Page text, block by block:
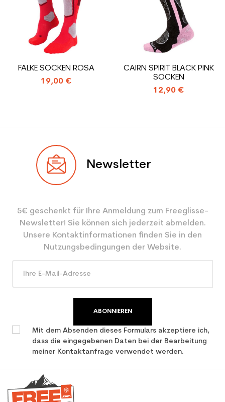
Farbe
CO2-Einsparungen für
den Planeten (in kg)
Frauenfreizeit
FALKE SOCKEN ROSA
19,00 €
CAIRN SPIRIT BLACK PINK
SOCKEN
12,90 €
Newsletter
5€ geschenkt für Ihre Anmeldung zum Freeglisse-
Newsletter! Sie können sich jederzeit abmelden.
Unsere Kontaktinformationen finden Sie in den
Nutzungsbedingungen der Website.
ABONNIEREN
Mit dem Absenden dieses Formulars akzeptiere ich,
dass die eingegebenen Daten bei der Bearbeitung
meiner Kontaktanfrage verwendet werden.